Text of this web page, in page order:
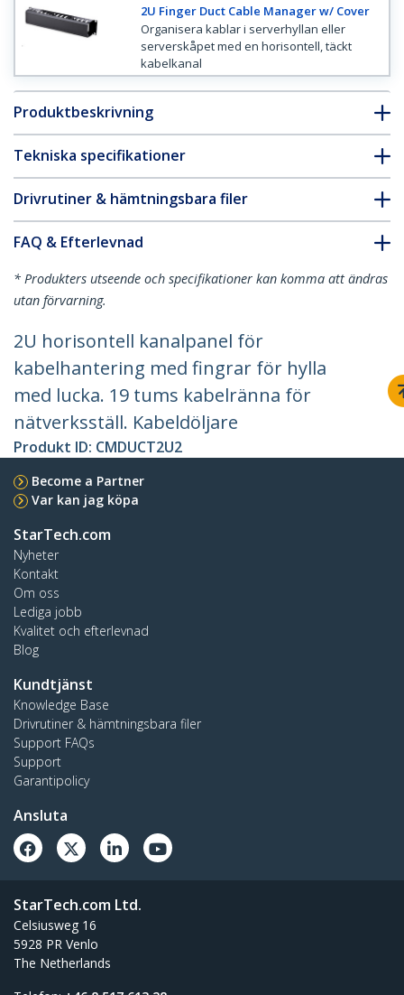
2U Finger Duct Cable Manager w/ Cover
Organisera kablar i serverhyllan eller
serverskåpet med en horisontell, täckt
kabelkanal
Produktbeskrivning
Tekniska specifikationer
Drivrutiner & hämtningsbara filer
FAQ & Efterlevnad
* Produkters utseende och specifikationer kan komma att ändras
utan förvarning.
2U horisontell kanalpanel för
kabelhantering med fingrar för hylla
med lucka. 19 tums kabelränna för
nätverksställ. Kabeldöljare
Produkt ID: CMDUCT2U2
Become a Partner
Var kan jag köpa
StarTech.com
Nyheter
Kontakt
Om oss
Lediga jobb
Kvalitet och efterlevnad
Blog
Kundtjänst
Knowledge Base
Drivrutiner & hämtningsbara filer
Support FAQs
Support
Garantipolicy
Ansluta
StarTech.com Ltd.
Celsiusweg 16
5928 PR Venlo
The Netherlands